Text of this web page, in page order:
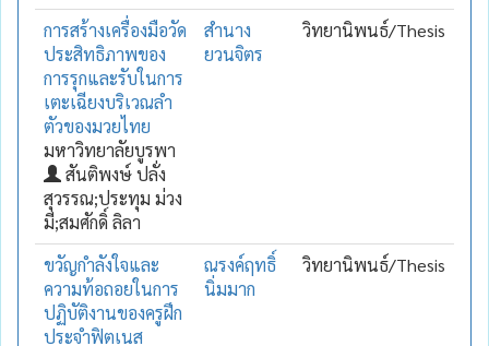
การสร้างเครื่องมือวัด
ประสิทธิภาพของ
การรุกและรับในการ
เตะเฉียงบริเวณลำ
ตัวของมวยไทย
มหาวิทยาลัยบูรพา
สันติพงษ์ ปลั่ง
สุวรรณ;ประทุม ม่วง
มี;สมศักดิ์ ลิลา
สำนาง
ยวนจิตร
วิทยานิพนธ์/Thesis
ขวัญกำลังใจและ
ความท้อถอยในการ
ปฏิบัติงานของครูฝึก
ประจำฟิตเนส
ณรงค์ฤทธิ์
นิ่มมาก
วิทยานิพนธ์/Thesis